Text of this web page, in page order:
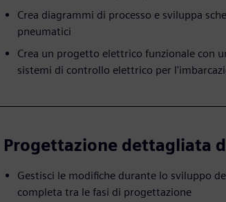
Crea diagrammi di processo e sviluppa
pneumatici
Crea un progetto elettrico funzionale con
sistemi di controllo elettrico per
Progettazione dettagliata
Gestisci le modifiche durante lo sviluppo
completa tra le fasi di progettazione